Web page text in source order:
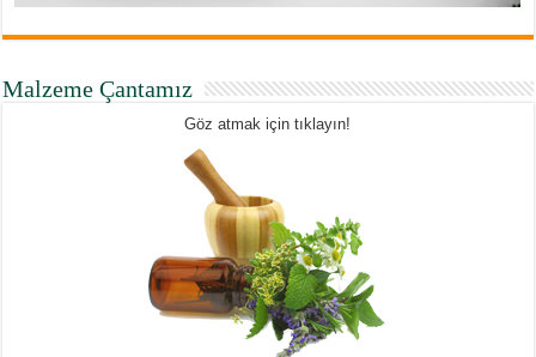
Malzeme Çantamız
Göz atmak için tıklayın!